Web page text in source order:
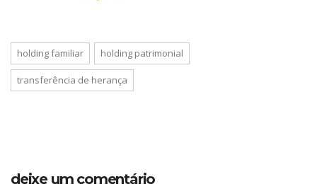
holding familiar holding patrimonial
transferência de herança
deixe um comentário